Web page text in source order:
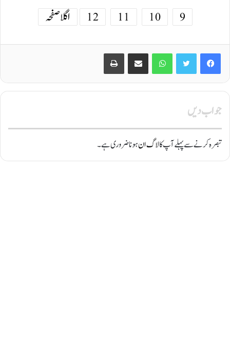
9
10
11
12 اگلا صفحہ
Facebook
Twitter
WhatsApp
Share via Email
Print
جواب دیں
تبصرہ کرنے سے پہلے آپ کالاگ انہونا ضروری ہے۔